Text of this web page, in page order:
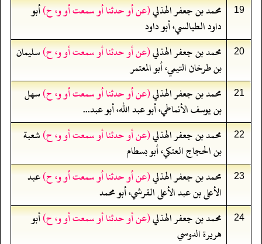
19 محمد بن جعفر الهذلي(عن أو حدثنا أو سمعت أو و، ح)أبو
داود الطيالسي، أبو داود
20 محمد بن جعفر الهذلي(عن أو حدثنا أو سمعت أو و، ح)سليمان
بن طرخان التيمي، أبو المعتمر
21 محمد بن جعفر الهذلي(عن أو حدثنا أو سمعت أو و، ح)سهل
بن يوسف الأنماطي، أبو عبد الله، أبو عبد...
22 محمد بن جعفر الهذلي(عن أو حدثنا أو سمعت أو و، ح)شعبة
بن الحجاج العتكي، أبو بسطام
23 محمد بن جعفر الهذلي(عن أو حدثنا أو سمعت أو و، ح)عبد
الأعلى بن عبد الأعلى القرشي، أبو محمد
24 محمد بن جعفر الهذلي(عن أو حدثنا أو سمعت أو و، ح)أبو
هريرة الدوسي